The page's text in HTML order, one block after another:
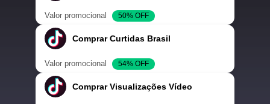
Valor promocional 50% OFF
Comprar Curtidas Brasil
Valor promocional 54% OFF
Comprar Visualizações Vídeo